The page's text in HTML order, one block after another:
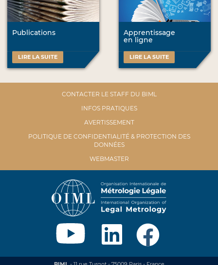
Publications
LIRE LA SUITE
Apprentissage
en ligne
LIRE LA SUITE
CONTACTER LE STAFF DU BIML
INFOS PRATIQUES
AVERTISSEMENT
POLITIQUE DE CONFIDENTIALITÉ & PROTECTION DES
DONNÉES
WEBMASTER